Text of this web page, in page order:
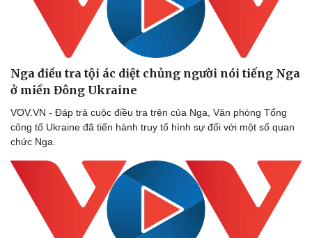
Nga điều tra tội ác diệt chủng người nói tiếng Nga
ở miền Đông Ukraine
VOV.VN - Đáp trả cuộc điều tra trên của Nga, Văn phòng Tổng
công tố Ukraine đã tiến hành truy tố hình sự đối với một số quan
chức Nga.